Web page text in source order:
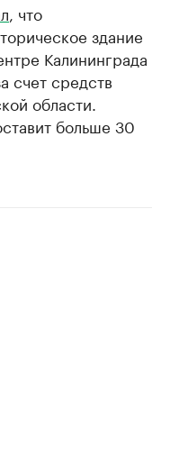
, что
здание
Калининграда
счет средств
области.
больше 30